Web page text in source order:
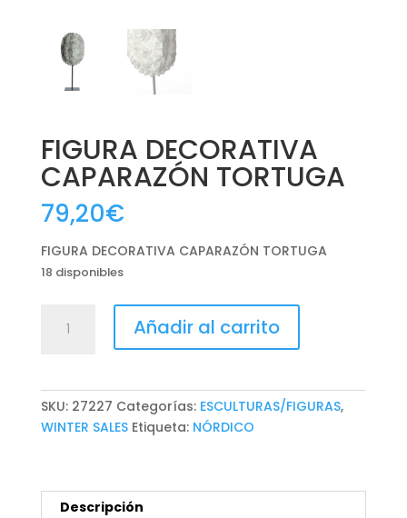
FIGURA DECORATIVA
CAPARAZÓN TORTUGA
79,20€
FIGURA DECORATIVA CAPARAZÓN TORTUGA
18 disponibles
DECORATIVA
CAPARAZÓN
cantidad
Añadir al carrito
SKU: 27227 Categorías: ESCULTURAS/FIGURAS,
WINTER SALES Etiqueta: NÓRDICO
Descripción